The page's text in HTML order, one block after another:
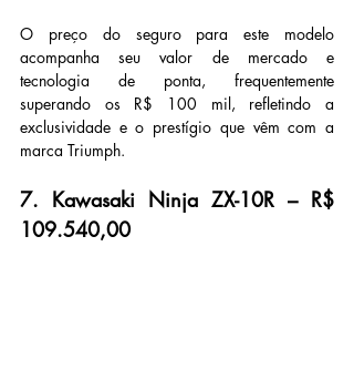
O preço do seguro para este modelo
acompanha seu valor de mercado e
tecnologia de ponta, frequentemente
superando os R$ 100 mil, refletindo a
exclusividade e o prestígio que vêm com a
marca Triumph.
7. Kawasaki Ninja ZX-10R – R$
109.540,00